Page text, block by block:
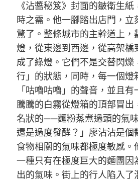
《沾醬秘笈》封面的皺衛生
時之需。他一腳踏出店門，立
驚了。整條城市的主幹道上，
燈，從東邊到西邊，從高架橋
成了綠燈。它們不是交替閃爍
行」的狀態，同時，每一個燈
「咕嚕咕嚕」的聲音，並且
騰騰的白霧從燈箱的頂部冒出
名狀的——麵粉蒸煮過頭的氣
還是過度發酵？」廖沾沾是個
食物相關的氣味都極度敏感。
一種只有在極度巨大的麵團因
出的氣味。街上的行人陷入了